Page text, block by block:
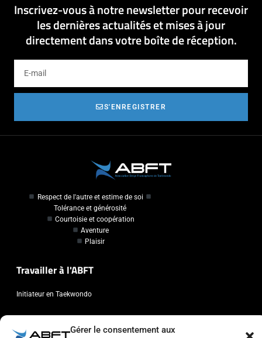
Gérer le consentement aux
Inscrivez-vous à notre newsletter pour recevoir
les dernières actualités et mises à jour
directement dans votre boîte de réception.
S'ENREGISTRER
Respect de l'autre et estime de soi
Tolérance et générosité
Courtoisie et coopération
Aventure
Plaisir
Travailler à l'ABFT
Initiateur en Taekwondo